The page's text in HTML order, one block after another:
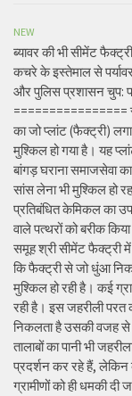
NEW
ब्यावर की भी सीमेंट
कचरे के इस्तेमाल से
और पुलिस प्रशासन चुप:
================
का जो प्लांट (फैक्ट्री)
मुश्किल हो गया है। यह
बांगड़ घराना समाजसेवा
सांस लेना भी मुश्किल हो
प्रतिबंधित केमिकल का
वाले पत्थरों को बरीक
समूह श्री सीमेंट फैक्ट्री
कि फैक्ट्री से जो धुंआ
मुश्किल हो रही है। कई
रही है। इस जहरीली परत
निकलता है उसकी वजह
तालाबों का पानी भी
प्रदर्शन कर रहे हैं,
ग्रामीणों को ही धमकी